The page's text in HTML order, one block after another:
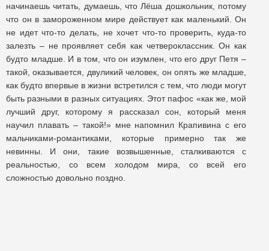
начинаешь читать, думаешь, что Лёша дошкольник, потому
что он в замороженном мире действует как маленький. Он
не идет что-то делать, не хочет что-то проверить, куда-то
залезть – не проявляет себя как четвероклассник. Он как
будто младше. И в том, что он изумлен, что его друг Петя –
такой, оказывается, двуликий человек, он опять же младше,
как будто впервые в жизни встретился с тем, что люди могут
быть разными в разных ситуациях. Этот пафос «как же, мой
лучший друг, которому я рассказал сон, который меня
научил плавать – такой!» мне напомнил Крапивина с его
мальчиками-романтиками, которые примерно так же
невинны. И они, такие возвышенные, сталкиваются с
реальностью, со всем холодом мира, со всей его
сложностью довольно поздно.